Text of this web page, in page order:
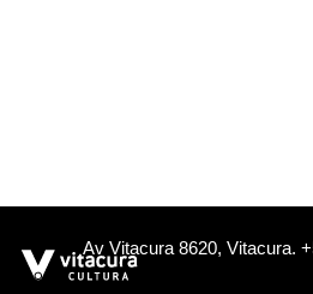
Av Vitacura 8620, Vitacura.